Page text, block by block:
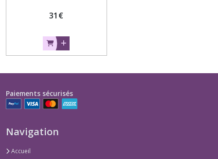
31 €
Paiements sécurisés
Navigation
Accueil